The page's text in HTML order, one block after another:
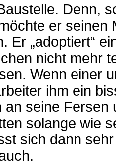
Denn,
er seinen
Er „adoptiert“
nicht mehr
Wenn einer
ihm ein
an seine Fersen
solange wie
sich dann